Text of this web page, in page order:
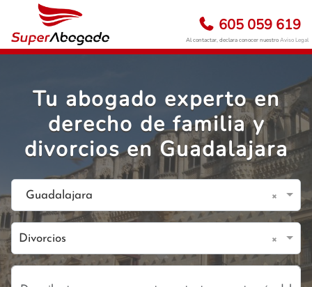
605 059 619
Al contactar, declara conocer nuestroAviso Legal
Tu abogado experto en
derecho de familia y
divorcios en Guadalajara
Guadalajara ×
Divorcios ×